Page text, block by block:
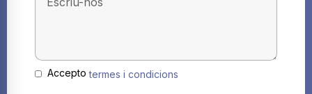
Acceptotermes i condicions